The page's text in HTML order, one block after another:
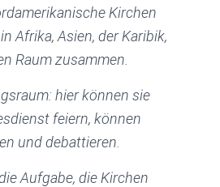
Kirchen
Afrika, Asien, der Karibik,
Raum zusammen.
hier können sie
feiern, können
und debattieren.
Aufgabe, die Kirchen